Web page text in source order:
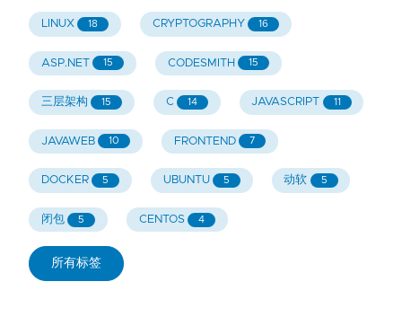
LINUX 18 CRYPTOGRAPHY 16
ASP.NET 15 CODESMITH 15
三层架构 15 C 14 JAVASCRIPT 11
JAVAWEB 10 FRONTEND 7
DOCKER 5 UBUNTU 5 动软 5
闭包 5 CENTOS 4
所有标签